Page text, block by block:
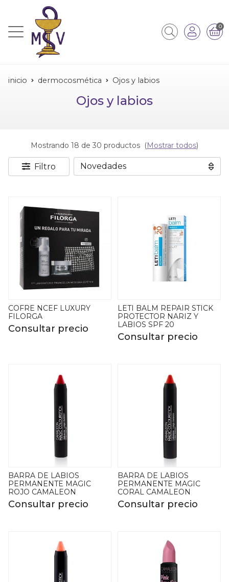
0
inicio dermocosmética Ojos y labios
Ojos y labios
Mostrando 18 de 30 productos (Mostrar todos)
Filtro
COFRE NCEF LUXURY
FILORGA
Consultar precio
LETI BALM REPAIR STICK
PROTECTOR NARIZ Y
LABIOS SPF 20
Consultar precio
BARRA DE LABIOS
PERMANENTE MAGIC
ROJO CAMALEON
Consultar precio
BARRA DE LABIOS
PERMANENTE MAGIC
CORAL CAMALEON
Consultar precio